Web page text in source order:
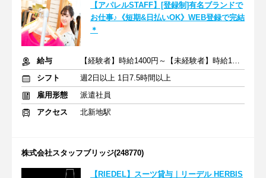
【アパレルSTAFF】[登録制]有名ブランドで
お仕事♪《短期&日払いOK》WEB登録で完結
＊
給与
【経験者】時給1400円～【未経験者】時給1300円～＋交通費全額
シフト
週2日以上 1日7.5時間以上
雇用形態
派遣社員
アクセス
北新地駅
株式会社スタッフブリッジ(248770)
【RIEDEL】スーツ貸与｜リーデル HERBIS